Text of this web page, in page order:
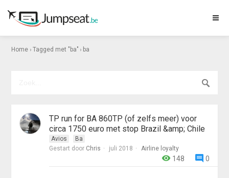
Home › Tagged met "ba" › ba
TP run for BA 860TP (of zelfs meer) voor
circa 1750 euro met stop Brazil &amp; Chile
Avios
Ba
Gestart door Chris juli 2018 Airline loyalty
0
148